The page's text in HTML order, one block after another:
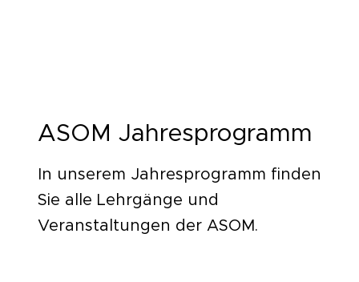
ASOM Jahresprogramm
In unserem Jahresprogramm finden
Sie alle Lehrgänge und
Veranstaltungen der ASOM.